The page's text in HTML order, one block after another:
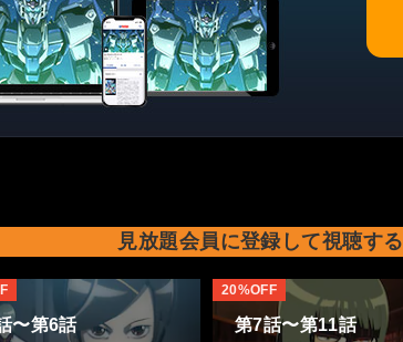
見放題会員に登録して視聴する
〜第6話 第7話〜第11話
20%OFF